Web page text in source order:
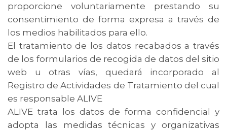
proporcione voluntariamente prestando su
consentimiento de forma expresa a través de
los medios habilitados para ello.
El tratamiento de los datos recabados a través
de los formularios de recogida de datos del sitio
web u otras vías, quedará incorporado al
Registro de Actividades de Tratamiento del cual
es responsable ALIVE
ALIVE trata los datos de forma confidencial y
adopta las medidas técnicas y organizativas